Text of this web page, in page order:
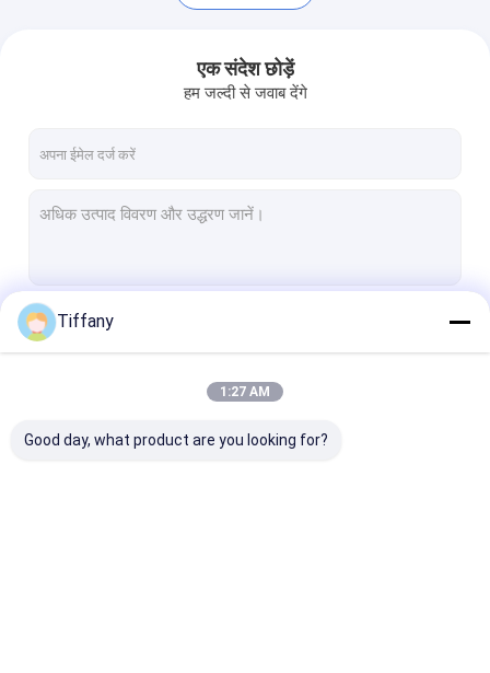
घुमावदार एलईडी डिस्प्ले
छोटा पिक्सेल एलईडी डिस्प्ले
एलईडी डिस्प्ले कैबिनेट
एलईडी स्टेज पृष्ठभूमि स्क्रीन
एक संदेश छोड़ें
हम जल्दी से जवाब देंगे
Tiffany
1:27 AM
Good day, what product are you looking for?